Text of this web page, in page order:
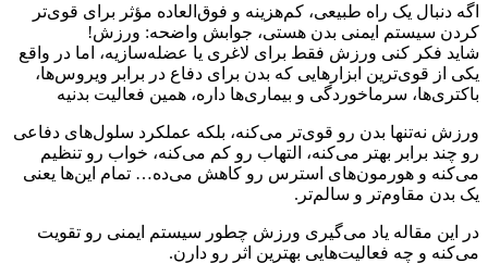
اگه دنبال یک راه طبیعی، کم‌هزینه و فوق‌العاده مؤثر برای قوی‌تر
کردن سیستم ایمنی بدن هستی، جوابش واضحه: ورزش!
شاید فکر کنی ورزش فقط برای لاغری یا عضله‌سازیه، اما در واقع
یکی از قوی‌ترین ابزارهایی که بدن برای دفاع در برابر ویروس‌ها،
باکتری‌ها، سرماخوردگی و بیماری‌ها داره، همین فعالیت بدنیه
ورزش نه‌تنها بدن رو قوی‌تر می‌کنه، بلکه عملکرد سلول‌های دفاعی
رو چند برابر بهتر می‌کنه، التهاب رو کم می‌کنه، خواب رو تنظیم
می‌کنه و هورمون‌های استرس رو کاهش می‌ده… تمام این‌ها یعنی
یک بدن مقاوم‌تر و سالم‌تر.
در این مقاله یاد می‌گیری ورزش چطور سیستم ایمنی رو تقویت
می‌کنه و چه فعالیت‌هایی بهترین اثر رو دارن.